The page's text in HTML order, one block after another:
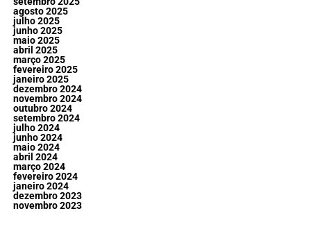
agosto 2025
julho 2025
junho 2025
maio 2025
abril 2025
março 2025
fevereiro 2025
janeiro 2025
dezembro 2024
novembro 2024
outubro 2024
setembro 2024
julho 2024
junho 2024
maio 2024
abril 2024
março 2024
fevereiro 2024
janeiro 2024
dezembro 2023
novembro 2023